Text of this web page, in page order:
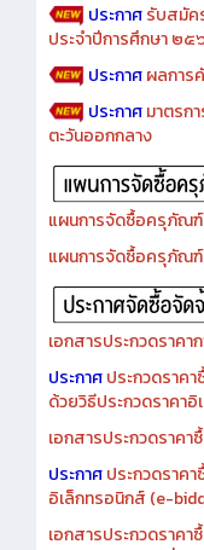
ประกาศรับสมัค
ประจำปีการศึกษา ๒
ประกาศผลการ
ประกาศมาตรก
ตะวันออกกลาง
แผนการจัดซื้อครุภัณ
แผนการจัดซื้อครุภัณ
เอกสารประกวดราค
ประกาศประกวดราค
ด้วยวิธีประกวดราคา
เอกสารประกวดราค
ประกาศประกวดราค
อิเล็กทรอนิกส์ (e-
เอกสารประกวดราค